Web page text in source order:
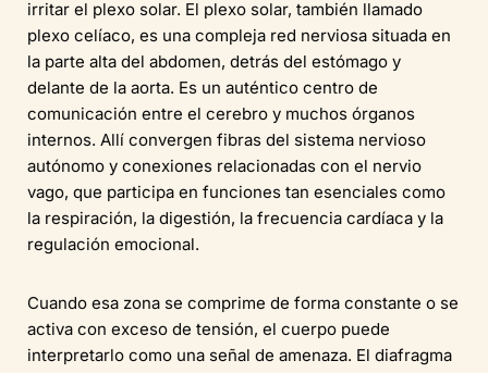
irritar el plexo solar. El plexo solar, también llamado
plexo celíaco, es una compleja red nerviosa situada en
la parte alta del abdomen, detrás del estómago y
delante de la aorta. Es un auténtico centro de
comunicación entre el cerebro y muchos órganos
internos. Allí convergen fibras del sistema nervioso
autónomo y conexiones relacionadas con el nervio
vago, que participa en funciones tan esenciales como
la respiración, la digestión, la frecuencia cardíaca y la
regulación emocional.
Cuando esa zona se comprime de forma constante o se
activa con exceso de tensión, el cuerpo puede
interpretarlo como una señal de amenaza. El diafragma